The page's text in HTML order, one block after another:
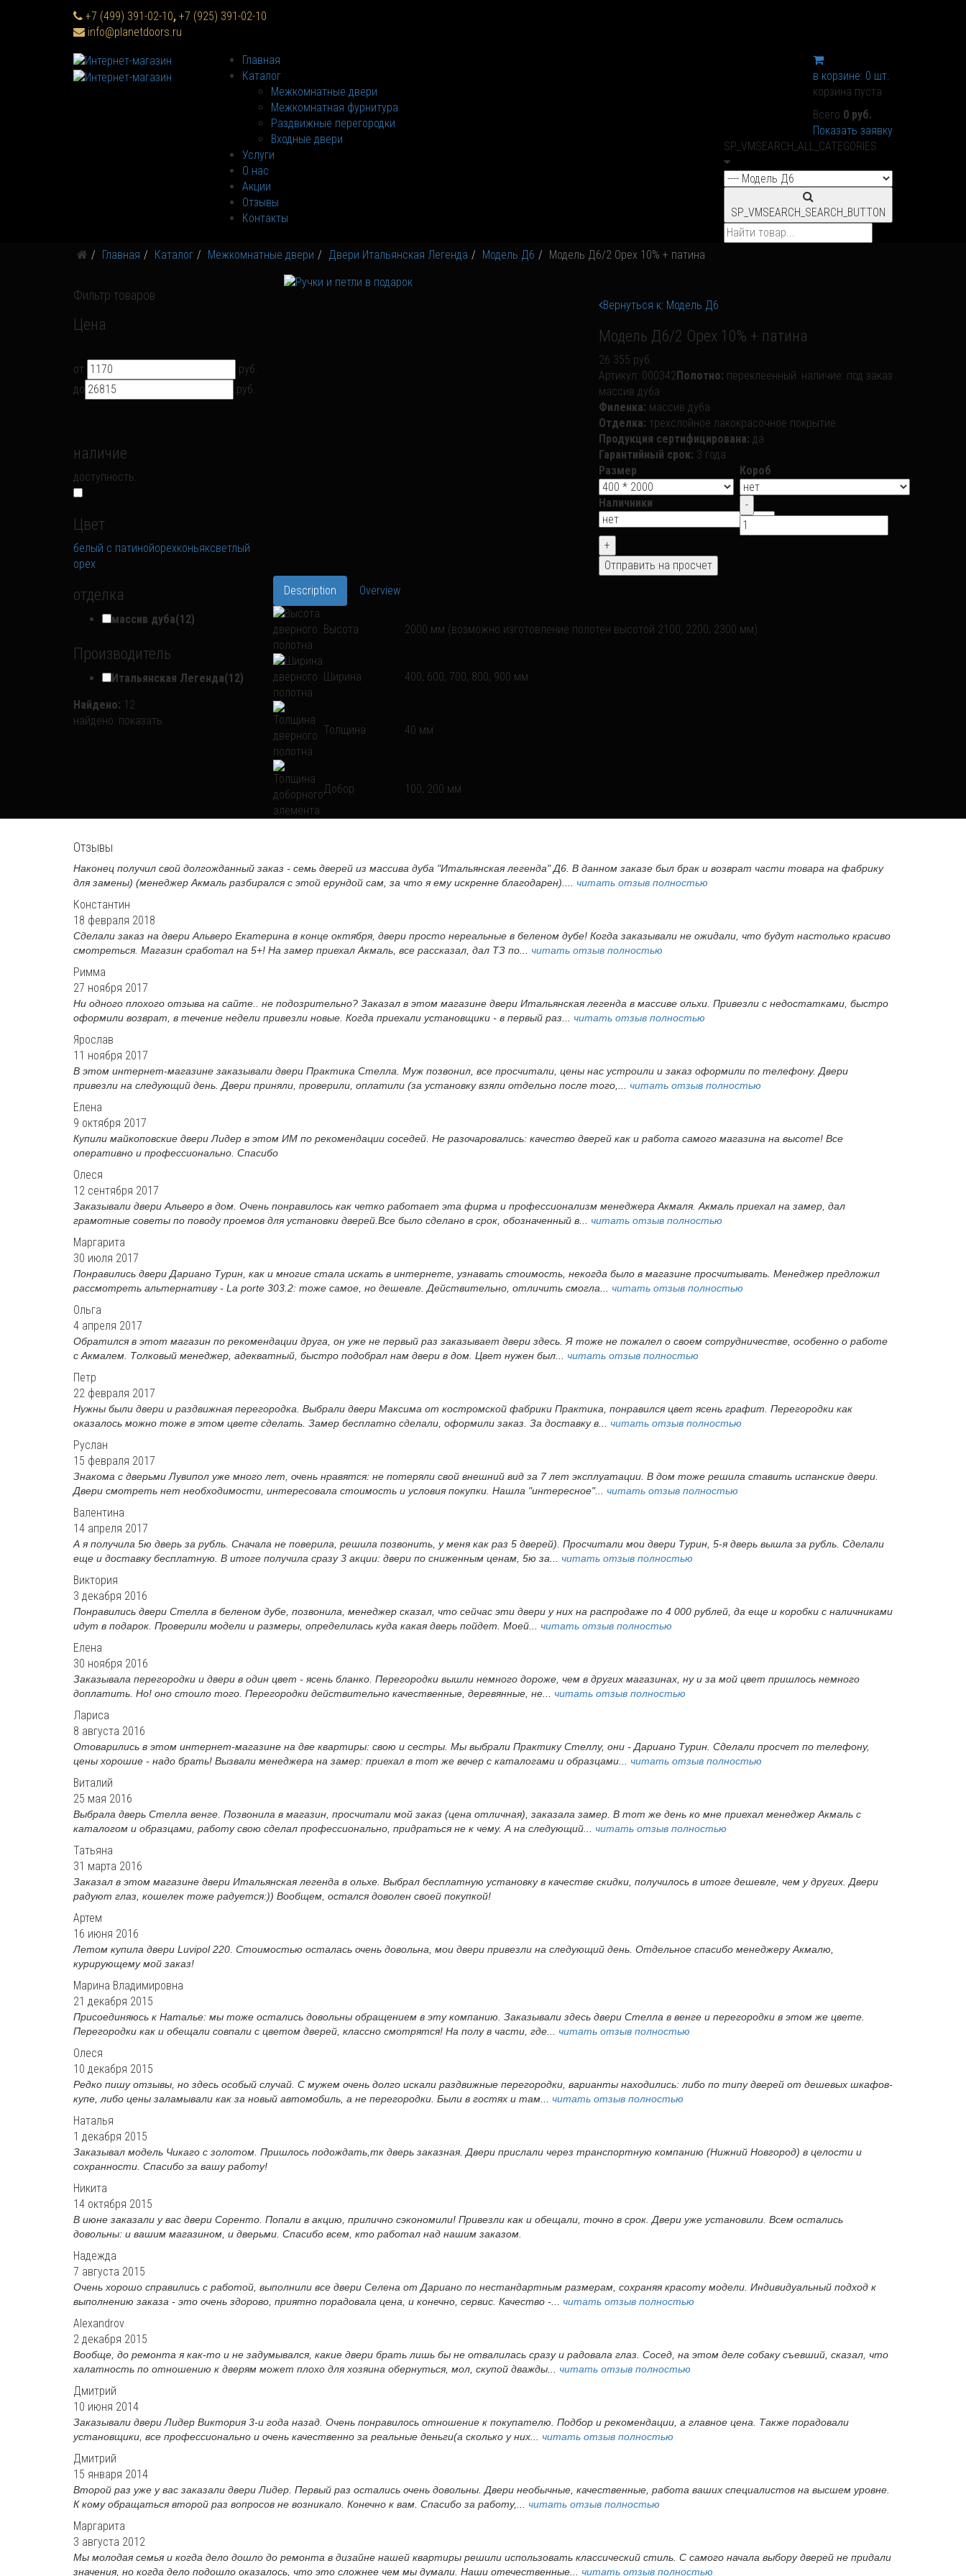
+7 (499) 391-02-10, +7 (925) 391-02-10
info@planetdoors.ru
Главная
Каталог
Межкомнатные двери
Межкомнатная фурнитура
Раздвижные перегородки
Входные двери
Услуги
О нас
Акции
Отзывы
Контакты
в корзине: 0 шт.
корзина пуста
Всего 0 руб.
Показать заявку
SP_VMSEARCH_ALL_CATEGORIES
SP_VMSEARCH_SEARCH_BUTTON
Главная Каталог Межкомнатные двери Двери Итальянская Легенда Модель Д6 Модель Д6/2 Орех 10% + патина
Фильтр товаров
Цена
от
руб.
до
руб.
наличие
доступность:
Цвет
белый с патинойорехконьяксветлый
орех
отделка
массив дуба(12)
Производитель
Итальянская Легенда(12)
Найдено: 12
найдено: показать
Вернуться к: Модель Д6
Модель Д6/2 Орех 10% + патина
26 355 руб.
наличие: под заказ
Артикул: 000342Полотно: переклеенный
массив дуба
Филенка: массив дуба
Отделка: трехслойное лакокрасочное покрытие
Продукция сертифицирована: да
Гарантийный срок: 3 года
Размер
Короб
Наличники
Description Overview
Высота 2000 мм (возможно изготовление полотен высотой 2100, 2200, 2300 мм)
Ширина 400, 600, 700, 800, 900 мм
Толщина 40 мм
Добор 100, 200 мм
Отзывы
Наконец получил свой долгожданный заказ - семь дверей из массива дуба "Итальянская легенда" Д6. В данном заказе был брак и возврат части товара на фабрику
для замены) (менеджер Акмаль разбирался с этой ерундой сам, за что я ему искренне благодарен).... читать отзыв полностью
Константин
18 февраля 2018
Сделали заказ на двери Альверо Екатерина в конце октября, двери просто нереальные в беленом дубе! Когда заказывали не ожидали, что будут настолько красиво
смотреться. Магазин сработал на 5+! На замер приехал Акмаль, все рассказал, дал ТЗ по... читать отзыв полностью
Римма
27 ноября 2017
Ни одного плохого отзыва на сайте.. не подозрительно? Заказал в этом магазине двери Итальянская легенда в массиве ольхи. Привезли с недостатками, быстро
оформили возврат, в течение недели привезли новые. Когда приехали установщики - в первый раз... читать отзыв полностью
Ярослав
11 ноября 2017
В этом интернет-магазине заказывали двери Практика Стелла. Муж позвонил, все просчитали, цены нас устроили и заказ оформили по телефону. Двери
привезли на следующий день. Двери приняли, проверили, оплатили (за установку взяли отдельно после того,... читать отзыв полностью
Елена
9 октября 2017
Купили майкоповские двери Лидер в этом ИМ по рекомендации соседей. Не разочаровались: качество дверей как и работа самого магазина на высоте! Все
оперативно и профессионально. Спасибо
Олеся
12 сентября 2017
Заказывали двери Альверо в дом. Очень понравилось как четко работает эта фирма и профессионализм менеджера Акмаля. Акмаль приехал на замер, дал
грамотные советы по поводу проемов для установки дверей.Все было сделано в срок, обозначенный в... читать отзыв полностью
Маргарита
30 июля 2017
Понравились двери Дариано Турин, как и многие стала искать в интернете, узнавать стоимость, некогда было в магазине просчитывать. Менеджер предложил
рассмотреть альтернативу - La porte 303.2: тоже самое, но дешевле. Действительно, отличить смогла... читать отзыв полностью
Ольга
4 апреля 2017
Обратился в этот магазин по рекомендации друга, он уже не первый раз заказывает двери здесь. Я тоже не пожалел о своем сотрудничестве, особенно о работе
с Акмалем. Толковый менеджер, адекватный, быстро подобрал нам двери в дом. Цвет нужен был... читать отзыв полностью
Петр
22 февраля 2017
Нужны были двери и раздвижная перегородка. Выбрали двери Максима от костромской фабрики Практика, понравился цвет ясень графит. Перегородки как
оказалось можно тоже в этом цвете сделать. Замер бесплатно сделали, оформили заказ. За доставку в... читать отзыв полностью
Руслан
15 февраля 2017
Знакома с дверьми Лувипол уже много лет, очень нравятся: не потеряли свой внешний вид за 7 лет эксплуатации. В дом тоже решила ставить испанские двери.
Двери смотреть нет необходимости, интересовала стоимость и условия покупки. Нашла "интересное"... читать отзыв полностью
Валентина
14 апреля 2017
А я получила 5ю дверь за рубль. Сначала не поверила, решила позвонить, у меня как раз 5 дверей). Просчитали мои двери Турин, 5-я дверь вышла за рубль. Сделали
еще и доставку бесплатную. В итоге получила сразу 3 акции: двери по сниженным ценам, 5ю за... читать отзыв полностью
Виктория
3 декабря 2016
Понравились двери Стелла в беленом дубе, позвонила, менеджер сказал, что сейчас эти двери у них на распродаже по 4 000 рублей, да еще и коробки с наличниками
идут в подарок. Проверили модели и размеры, определилась куда какая дверь пойдет. Моей... читать отзыв полностью
Елена
30 ноября 2016
Заказывала перегородки и двери в один цвет - ясень бланко. Перегородки вышли немного дороже, чем в других магазинах, ну и за мой цвет пришлось немного
доплатить. Но! оно стоило того. Перегородки действительно качественные, деревянные, не... читать отзыв полностью
Лариса
8 августа 2016
Отоварились в этом интернет-магазине на две квартиры: свою и сестры. Мы выбрали Практику Стеллу, они - Дариано Турин. Сделали просчет по телефону,
цены хорошие - надо брать! Вызвали менеджера на замер: приехал в тот же вечер с каталогами и образцами... читать отзыв полностью
Виталий
25 мая 2016
Выбрала дверь Стелла венге. Позвонила в магазин, просчитали мой заказ (цена отличная), заказала замер. В тот же день ко мне приехал менеджер Акмаль с
каталогом и образцами, работу свою сделал профессионально, придраться не к чему. А на следующий... читать отзыв полностью
Татьяна
31 марта 2016
Заказал в этом магазине двери Итальянская легенда в ольхе. Выбрал бесплатную установку в качестве скидки, получилось в итоге дешевле, чем у других. Двери
радуют глаз, кошелек тоже радуется:)) Вообщем, остался доволен своей покупкой!
Артем
16 июня 2016
Летом купила двери Luvipol 220. Стоимостью осталась очень довольна, мои двери привезли на следующий день. Отдельное спасибо менеджеру Акмалю,
курирующему мой заказ!
Марина Владимировна
21 декабря 2015
Присоединяюсь к Наталье: мы тоже остались довольны обращением в эту компанию. Заказывали здесь двери Стелла в венге и перегородки в этом же цвете.
Перегородки как и обещали совпали с цветом дверей, классно смотрятся! На полу в части, где... читать отзыв полностью
Олеся
10 декабря 2015
Редко пишу отзывы, но здесь особый случай. С мужем очень долго искали раздвижные перегородки, варианты находились: либо по типу дверей от дешевых шкафов-
купе, либо цены заламывали как за новый автомобиль, а не перегородки. Были в гостях и там... читать отзыв полностью
Наталья
1 декабря 2015
Заказывал модель Чикаго с золотом. Пришлось подождать,тк дверь заказная. Двери прислали через транспортную компанию (Нижний Новгород) в целости и
сохранности. Спасибо за вашу работу!
Никита
14 октября 2015
В июне заказали у вас двери Соренто. Попали в акцию, прилично сэкономили! Привезли как и обещали, точно в срок. Двери уже установили. Всем остались
довольны: и вашим магазином, и дверьми. Спасибо всем, кто работал над нашим заказом.
Надежда
7 августа 2015
Очень хорошо справились с работой, выполнили все двери Селена от Дариано по нестандартным размерам, сохраняя красоту модели. Индивидуальный подход к
выполнению заказа - это очень здорово, приятно порадовала цена, и конечно, сервис. Качество -... читать отзыв полностью
Alexandrov
2 декабря 2015
Вообще, до ремонта я как-то и не задумывался, какие двери брать лишь бы не отвалилась сразу и радовала глаз. Сосед, на этом деле собаку съевший, сказал, что
халатность по отношению к дверям может плохо для хозяина обернуться, мол, скупой дважды... читать отзыв полностью
Дмитрий
10 июня 2014
Заказывали двери Лидер Виктория 3-и года назад. Очень понравилось отношение к покупателю. Подбор и рекомендации, а главное цена. Также порадовали
установщики, все профессионально и очень качественно за реальные деньги(а сколько у них... читать отзыв полностью
Дмитрий
15 января 2014
Второй раз уже у вас заказали двери Лидер. Первый раз остались очень довольны. Двери необычные, качественные, работа ваших специалистов на высшем уровне.
К кому обращаться второй раз вопросов не возникало. Конечно к вам. Спасибо за работу,... читать отзыв полностью
Маргарита
3 августа 2012
Мы молодая семья и когда дело дошло до ремонта в дизайне нашей квартиры решили использовать классический стиль. С самого начала выбору дверей не придали
значения, но когда дело подошло оказалось, что это сложнее чем мы думали. Наши отечественные... читать отзыв полностью